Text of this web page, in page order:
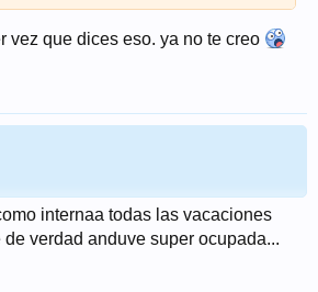
vez que dices eso. ya no te creo
internaa todas las vacaciones
verdad anduve super ocupada...